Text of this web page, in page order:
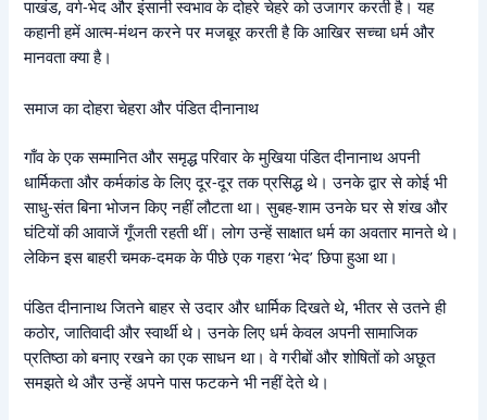
पाखंड, वर्ग-भेद और इंसानी स्वभाव के दोहरे चेहरे को उजागर करती है। यह
कहानी हमें आत्म-मंथन करने पर मजबूर करती है कि आखिर सच्चा धर्म और
मानवता क्या है।
समाज का दोहरा चेहरा और पंडित दीनानाथ
गाँव के एक सम्मानित और समृद्ध परिवार के मुखिया पंडित दीनानाथ अपनी
धार्मिकता और कर्मकांड के लिए दूर-दूर तक प्रसिद्ध थे। उनके द्वार से कोई भी
साधु-संत बिना भोजन किए नहीं लौटता था। सुबह-शाम उनके घर से शंख और
घंटियों की आवाजें गूँजती रहती थीं। लोग उन्हें साक्षात धर्म का अवतार मानते थे।
लेकिन इस बाहरी चमक-दमक के पीछे एक गहरा ‘भेद’ छिपा हुआ था।
पंडित दीनानाथ जितने बाहर से उदार और धार्मिक दिखते थे, भीतर से उतने ही
कठोर, जातिवादी और स्वार्थी थे। उनके लिए धर्म केवल अपनी सामाजिक
प्रतिष्ठा को बनाए रखने का एक साधन था। वे गरीबों और शोषितों को अछूत
समझते थे और उन्हें अपने पास फटकने भी नहीं देते थे।